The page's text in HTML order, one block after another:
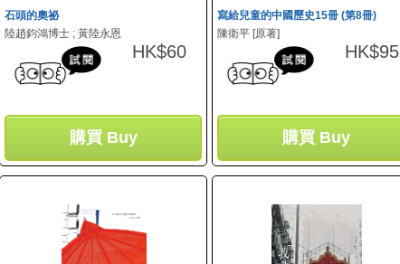
石頭的奧祕
陸趙鈞鴻博士 ; 黃陸永恩
HK$60
購買 Buy
寫給兒童的中國歷史15冊 (第8冊)
陳衛平 [原著]
HK$95
購買 Buy